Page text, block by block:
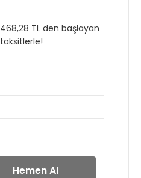
468,28 TL den başlayan
taksitlerle!
Hemen Al